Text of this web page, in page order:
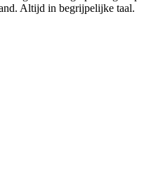
Altijd in begrijpelijke taal.